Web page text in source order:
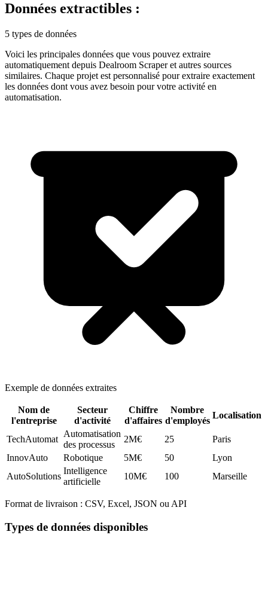
Données extractibles :
5 types de données
Voici les principales données que vous pouvez extraire
automatiquement depuis Dealroom Scraperet autres sources
similaires. Chaque projet est personnalisé pour extraire exactement
les données dont vous avez besoin pour votre activité en
automatisation.
Exemple de données extraites
Nom de
l'entreprise
Secteur
d'activité
Chiffre
d'affaires
Nombre
d'employés
Localisation
TechAutomat
Automatisation
des processus
2M€ 25
Paris
InnovAuto
Robotique 5M€ 50
Lyon
AutoSolutions
Intelligence
artificielle
10M€ 100 Marseille
Format de livraison : CSV, Excel, JSON ou API
Types de données disponibles